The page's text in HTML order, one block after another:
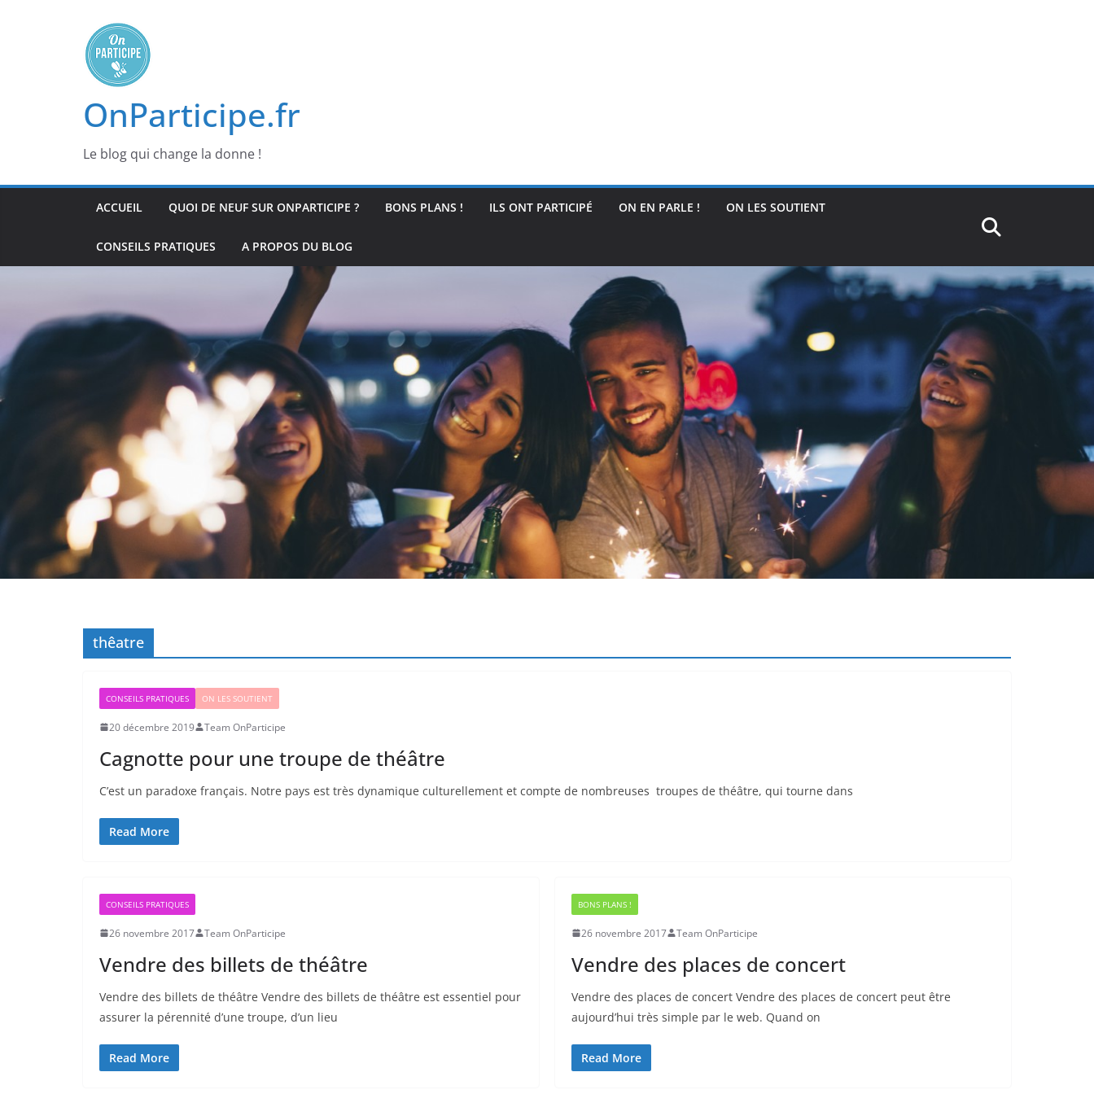
OnParticipe.fr
Le blog qui change la donne !
ACCUEIL QUOI DE NEUF SUR ONPARTICIPE ? BONS PLANS ! ILS ONT PARTICIPÉ ON EN PARLE ! ON LES SOUTIENT
CONSEILS PRATIQUES A PROPOS DU BLOG
thêatre
CONSEILS PRATIQUES ON LES SOUTIENT
20 décembre 2019 Team OnParticipe
Cagnotte pour une troupe de théâtre
C’est un paradoxe français. Notre pays est très dynamique culturellement et compte de nombreuses troupes de théâtre, qui tourne dans
Read More
CONSEILS PRATIQUES
26 novembre 2017 Team OnParticipe
Vendre des billets de théâtre
Vendre des billets de théâtre Vendre des billets de théâtre est essentiel pour
assurer la pérennité d’une troupe, d’un lieu
Read More
BONS PLANS !
26 novembre 2017 Team OnParticipe
Vendre des places de concert
Vendre des places de concert Vendre des places de concert peut être
aujourd’hui très simple par le web. Quand on
Read More